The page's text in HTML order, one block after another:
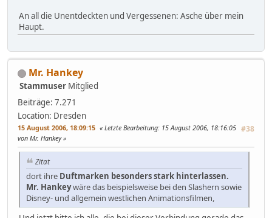
An all die Unentdeckten und Vergessenen: Asche über mein
Haupt.
Mr. Hankey
Stammuser Mitglied
Beiträge: 7.271
Location: Dresden
15 August 2006, 18:09:15 #38
Letzte Bearbeitung: 15 August 2006, 18:16:05
von Mr. Hankey
Zitat
dort ihre Duftmarken besonders stark hinterlassen.
Mr. Hankeywäre das beispielsweise bei den Slashern sowie
Disney- und allgemein westlichen Animationsfilmen,